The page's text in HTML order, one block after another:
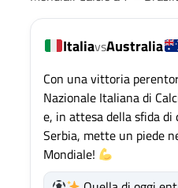
ItaliavsAustralia
Con una vittoria
Nazionale Italiana di
e, in attesa della sfida
Serbia, mette un piede
Mondiale!